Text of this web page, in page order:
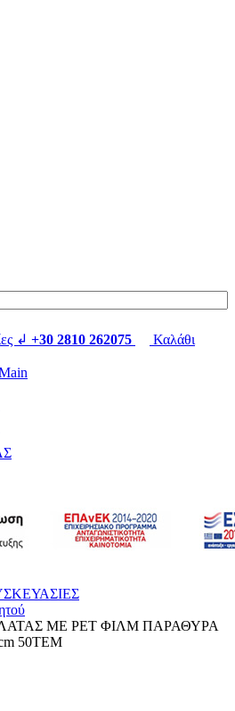
↲ +30 2810 262075
Καλάθι
ΜΕ PET ΦΙΛΜ ΠΑΡΑΘΥΡΑ
50TEM